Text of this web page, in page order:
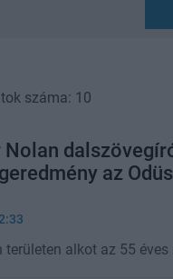
száma: 10
Nolan
az
területen alkot az 55 éves